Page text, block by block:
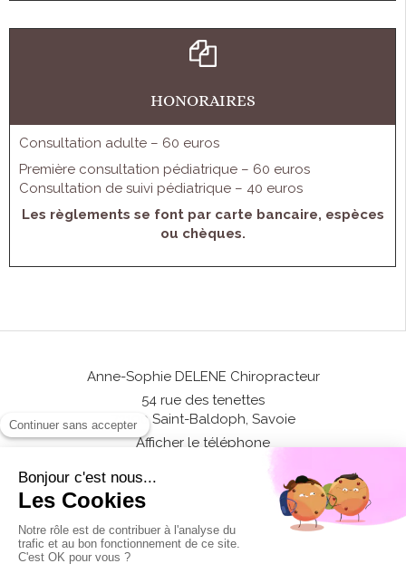
HONORAIRES
Consultation adulte – 60 euros
Première consultation pédiatrique – 60 euros
Consultation de suivi pédiatrique – 40 euros
Les règlements se font par carte bancaire, espèces
ou chèques.
Anne-Sophie DELENE Chiropracteur
54 rue des tenettes
73190 Saint-Baldoph, Savoie
Afficher le téléphone
©2017 Anne-Sophie Delene - Chiropracteur Saint-Baldoph, Savoie -
Numéro RPPS: 10010697521
Mentions légales